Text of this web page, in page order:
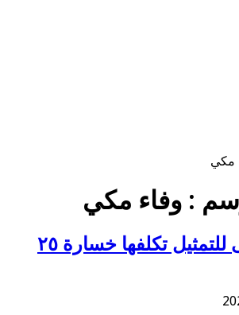
مكي
: وفاء مكي
عودة وفاء مكى للتمثيل تكلفها خسارة ٢٥